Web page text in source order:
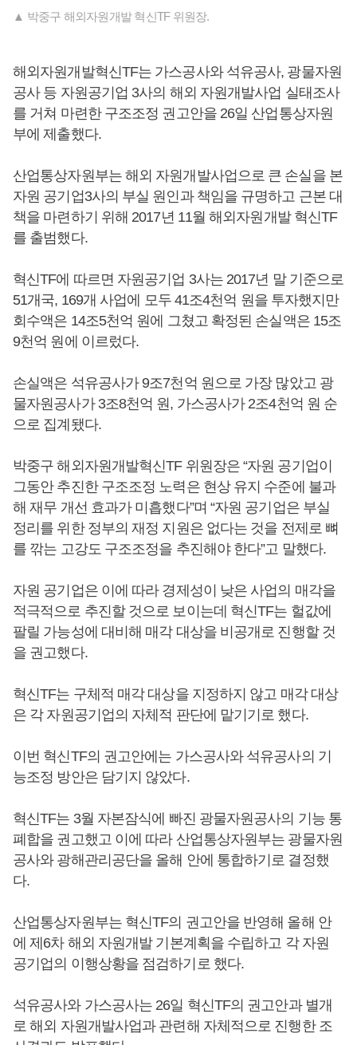
▲ 박중구 해외자원개발 혁신TF 위원장.
해외자원개발혁신TF는 가스공사와 석유공사, 광물자원
공사 등 자원공기업 3사의 해외 자원개발사업 실태조사
를 거쳐 마련한 구조조정 권고안을 26일 산업통상자원
부에 제출했다.
산업통상자원부는 해외 자원개발사업으로 큰 손실을 본
자원 공기업3사의 부실 원인과 책임을 규명하고 근본 대
책을 마련하기 위해 2017년 11월 해외자원개발 혁신TF
를 출범했다.
혁신TF에 따르면 자원공기업 3사는 2017년 말 기준으로
51개국, 169개 사업에 모두 41조4천억 원을 투자했지만
회수액은 14조5천억 원에 그쳤고 확정된 손실액은 15조
9천억 원에 이르렀다.
손실액은 석유공사가 9조7천억 원으로 가장 많았고 광
물자원공사가 3조8천억 원, 가스공사가 2조4천억 원 순
으로 집계됐다.
박중구 해외자원개발혁신TF 위원장은 “자원 공기업이
그동안 추진한 구조조정 노력은 현상 유지 수준에 불과
해 재무 개선 효과가 미흡했다”며 “자원 공기업은 부실
정리를 위한 정부의 재정 지원은 없다는 것을 전제로 뼈
를 깎는 고강도 구조조정을 추진해야 한다”고 말했다.
자원 공기업은 이에 따라 경제성이 낮은 사업의 매각을
적극적으로 추진할 것으로 보이는데 혁신TF는 헐값에
팔릴 가능성에 대비해 매각 대상을 비공개로 진행할 것
을 권고했다.
혁신TF는 구체적 매각 대상을 지정하지 않고 매각 대상
은 각 자원공기업의 자체적 판단에 맡기기로 했다.
이번 혁신TF의 권고안에는 가스공사와 석유공사의 기
능조정 방안은 담기지 않았다.
혁신TF는 3월 자본잠식에 빠진 광물자원공사의 기능 통
폐합을 권고했고 이에 따라 산업통상자원부는 광물자원
공사와 광해관리공단을 올해 안에 통합하기로 결정했
다.
산업통상자원부는 혁신TF의 권고안을 반영해 올해 안
에 제6차 해외 자원개발 기본계획을 수립하고 각 자원
공기업의 이행상황을 점검하기로 했다.
석유공사와 가스공사는 26일 혁신TF의 권고안과 별개
로 해외 자원개발사업과 관련해 자체적으로 진행한 조